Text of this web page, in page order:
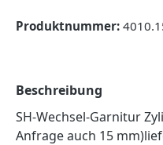
Produktnummer:
Beschreibung
SH-Wechsel-Garnitur
Anfrage auch 15